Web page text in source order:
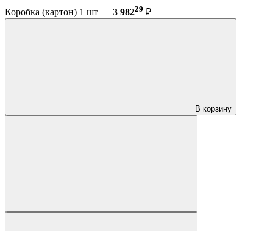
Коробка (картон) 1 шт — 3 98229 ₽
В корзину